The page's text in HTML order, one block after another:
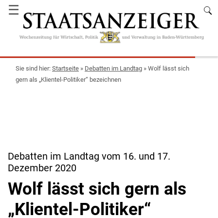
☰
Startseite » Debatten im Landtag » Wolf lässt sich
gern als „Klientel-Politiker“ bezeichnen
Debatten im Landtag vom 16. und 17.
Dezember 2020
Wolf lässt sich gern als
„Klientel-Politiker“